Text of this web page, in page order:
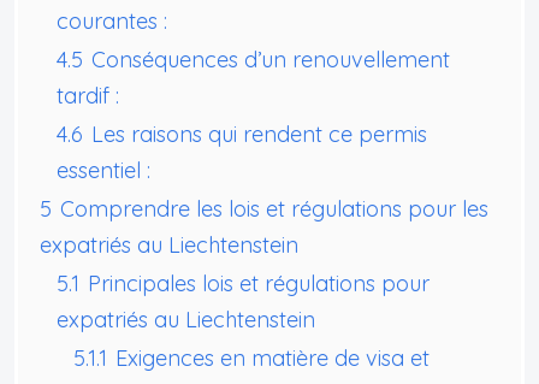
courantes :
4.5 Conséquences d’un renouvellement
tardif :
4.6 Les raisons qui rendent ce permis
essentiel :
5 Comprendre les lois et régulations pour les
expatriés au Liechtenstein
5.1 Principales lois et régulations pour
expatriés au Liechtenstein
5.1.1 Exigences en matière de visa et